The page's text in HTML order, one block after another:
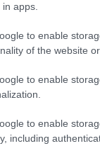
apps.
to enable
of the website or
to enable
to enable
including
ΚΑΙ ΤΑ
Τίτλοι τέλους
του Σωτήρος: Τα
και η αλλαγή του